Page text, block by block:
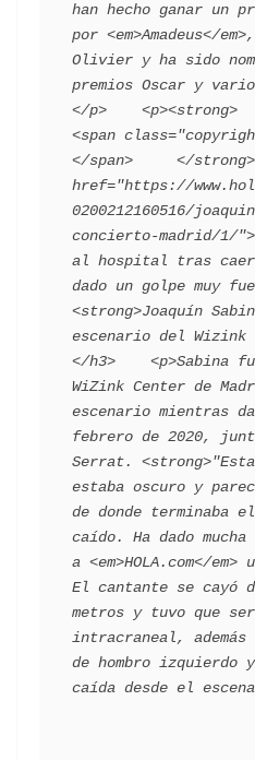
han hecho ganar un
por <em>Amadeus</
Olivier y ha sido
premios Oscar y
</p>    <p><strong>
<span
</span>     </
href="https://
0200212160516/
concierto-madrid/1/
al hospital tras
dado un golpe muy
<strong>Joaquín
escenario del Wizink
</h3>    <p>Sabina
WiZink Center de
escenario mientras
febrero de 2020,
Serrat.
estaba oscuro y
de donde terminaba
caído. Ha dado
a <em>HOLA.com</
El cantante se cayó
metros y tuvo que ser
intracraneal,
de hombro izquierdo